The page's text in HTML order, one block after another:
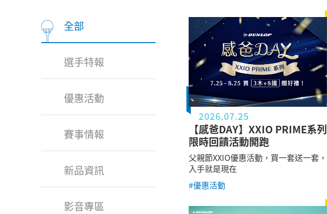
全部
選手特報
優惠活動
賽事情報
新品資訊
影音專區
2026.07.25
【感爸DAY】XXIO PRIME系列
限時回饋活動開跑
父親節XXIO優惠活動，買一套送一套，
入手就是現在
#優惠活動